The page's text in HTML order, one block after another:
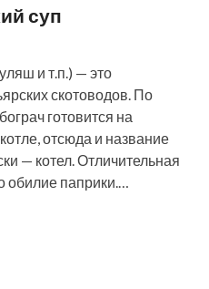
суп
и т.п.) — это
скотоводов. По
готовится на
отсюда и название
— котел. Отличительная
обилие паприки.…